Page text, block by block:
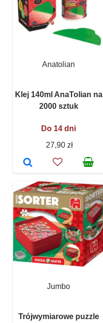
Anatolian
Klej 140ml AnaTolian na
2000 sztuk
Do 14 dni
27,90 zł
Jumbo
Trójwymiarowe puzzle